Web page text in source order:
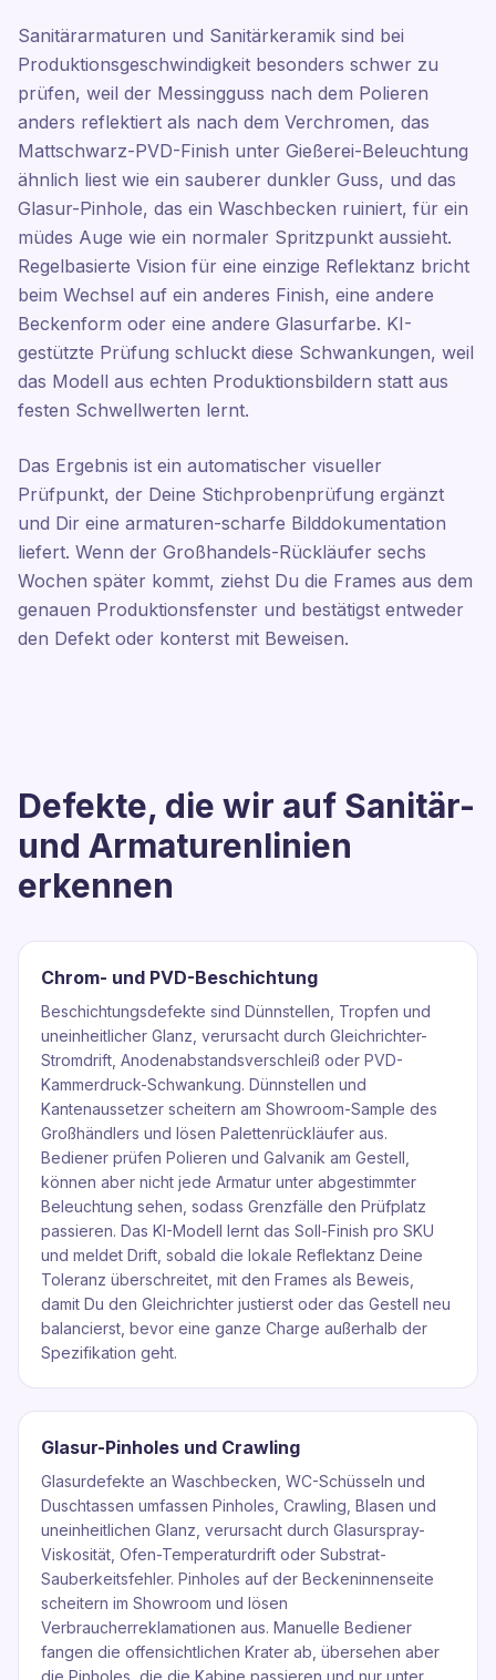
Sanitärarmaturen und Sanitärkeramik sind bei
Produktionsgeschwindigkeit besonders schwer zu
prüfen, weil der Messingguss nach dem Polieren
anders reflektiert als nach dem Verchromen, das
Mattschwarz-PVD-Finish unter Gießerei-Beleuchtung
ähnlich liest wie ein sauberer dunkler Guss, und das
Glasur-Pinhole, das ein Waschbecken ruiniert, für ein
müdes Auge wie ein normaler Spritzpunkt aussieht.
Regelbasierte Vision für eine einzige Reflektanz bricht
beim Wechsel auf ein anderes Finish, eine andere
Beckenform oder eine andere Glasurfarbe. KI-
gestützte Prüfung schluckt diese Schwankungen, weil
das Modell aus echten Produktionsbildern statt aus
festen Schwellwerten lernt.
Das Ergebnis ist ein automatischer visueller
Prüfpunkt, der Deine Stichprobenprüfung ergänzt
und Dir eine armaturen-scharfe Bilddokumentation
liefert. Wenn der Großhandels-Rückläufer sechs
Wochen später kommt, ziehst Du die Frames aus dem
genauen Produktionsfenster und bestätigst entweder
den Defekt oder konterst mit Beweisen.
Defekte, die wir auf Sanitär-
und Armaturenlinien
erkennen
Chrom- und PVD-Beschichtung
Beschichtungsdefekte sind Dünnstellen, Tropfen und
uneinheitlicher Glanz, verursacht durch Gleichrichter-
Stromdrift, Anodenabstandsverschleiß oder PVD-
Kammerdruck-Schwankung. Dünnstellen und
Kantenaussetzer scheitern am Showroom-Sample des
Großhändlers und lösen Palettenrückläufer aus.
Bediener prüfen Polieren und Galvanik am Gestell,
können aber nicht jede Armatur unter abgestimmter
Beleuchtung sehen, sodass Grenzfälle den Prüfplatz
passieren. Das KI-Modell lernt das Soll-Finish pro SKU
und meldet Drift, sobald die lokale Reflektanz Deine
Toleranz überschreitet, mit den Frames als Beweis,
damit Du den Gleichrichter justierst oder das Gestell neu
balancierst, bevor eine ganze Charge außerhalb der
Spezifikation geht.
Glasur-Pinholes und Crawling
Glasurdefekte an Waschbecken, WC-Schüsseln und
Duschtassen umfassen Pinholes, Crawling, Blasen und
uneinheitlichen Glanz, verursacht durch Glasurspray-
Viskosität, Ofen-Temperaturdrift oder Substrat-
Sauberkeitsfehler. Pinholes auf der Beckeninnenseite
scheitern im Showroom und lösen
Verbraucherreklamationen aus. Manuelle Bediener
fangen die offensichtlichen Krater ab, übersehen aber
die Pinholes, die die Kabine passieren und nur unter